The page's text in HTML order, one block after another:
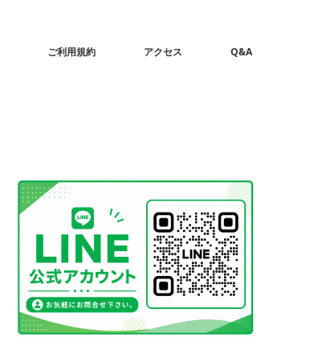
ご利用規約 アクセス Q&A